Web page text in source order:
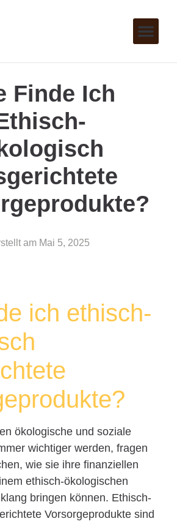
Finde Ich
am Mai 5, 2025
ich ethisch-
ökologische und soziale
wichtiger werden, fragen
wie sie ihre finanziellen
ethisch-ökologischen
bringen können. Ethisch-
Vorsorgeprodukte sind